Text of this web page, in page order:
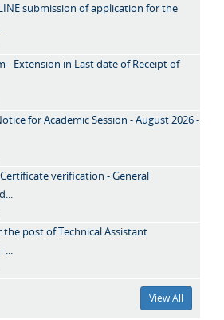
submission of application for the
- Extension in Last date of Receipt of
for Academic Session - August 2026 -
verification - General
the post of Technical Assistant
...
View All